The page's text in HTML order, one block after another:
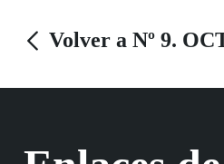
Volver a Nº 9.